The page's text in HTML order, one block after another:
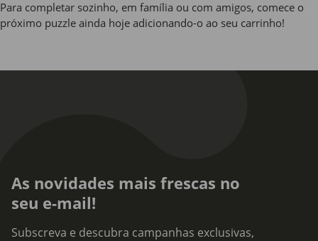
Para completar sozinho, em família ou com amigos, comece o
próximo puzzle ainda hoje adicionando-o ao seu carrinho!
As novidades mais frescas no
seu e-mail!
Subscreva e descubra campanhas exclusivas,